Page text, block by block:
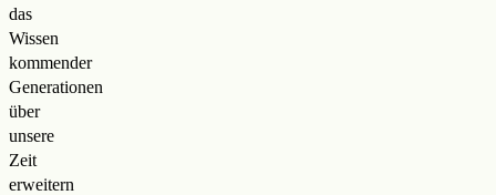
das
Wissen
kommender
Generationen
über
unsere
Zeit
erweitern